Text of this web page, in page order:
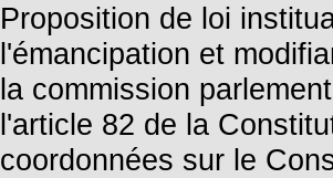
Proposition de loi
l'émancipation et
la commission
l'article 82 de la
coordonnées sur le